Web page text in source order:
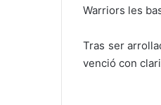
Warriors les
Tras ser
venció con